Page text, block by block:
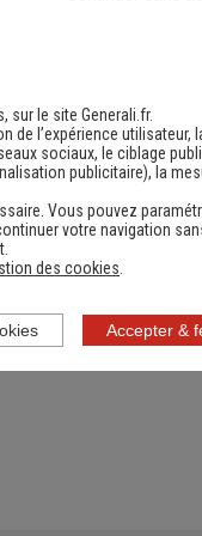
Contacter un
(Obtenir un devis,
information, faire un
sur le site Generali.fr.
de l’expérience utilisateur,
sociaux, le ciblage
publicitaire), la
Vous pouvez
votre navigation
des cookies
Accepter &